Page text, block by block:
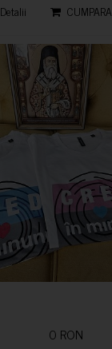
Detalii CUMPARA
0 RON